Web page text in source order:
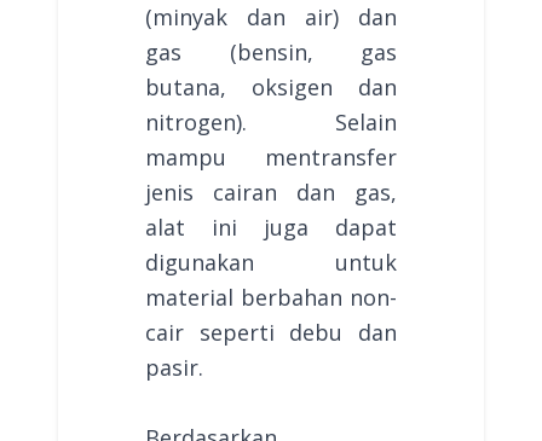
(minyak dan air) dan
gas (bensin, gas
butana, oksigen dan
nitrogen). Selain
mampu mentransfer
jenis cairan dan gas,
alat ini juga dapat
digunakan untuk
material berbahan non-
cair seperti debu dan
pasir.